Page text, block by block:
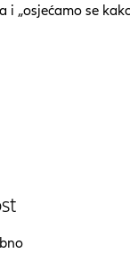
i „osjećamo se